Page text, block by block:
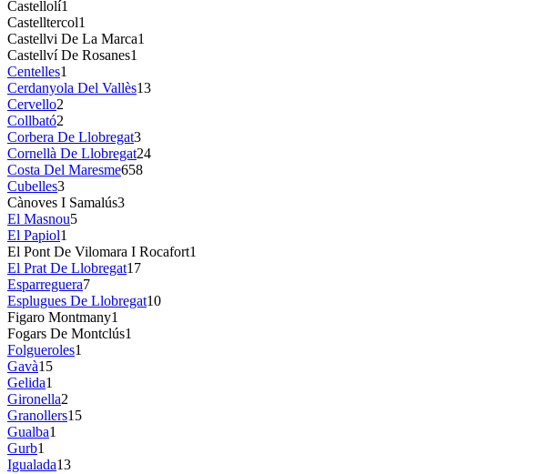
Castellolí1
Castelltercol1
Castellvi De La Marca1
Castellví De Rosanes1
Centelles1
Cerdanyola Del Vallès13
Cervello2
Collbató2
Corbera De Llobregat3
Cornellà De Llobregat24
Costa Del Maresme658
Cubelles3
Cànoves I Samalús3
El Masnou5
El Papiol1
El Pont De Vilomara I Rocafort1
El Prat De Llobregat17
Esparreguera7
Esplugues De Llobregat10
Figaro Montmany1
Fogars De Montclús1
Folgueroles1
Gavà15
Gelida1
Gironella2
Granollers15
Gualba1
Gurb1
Igualada13